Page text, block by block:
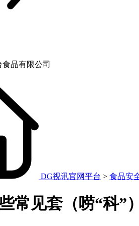
DG视讯官网平台 > 食品安
常见套（唠“科”）